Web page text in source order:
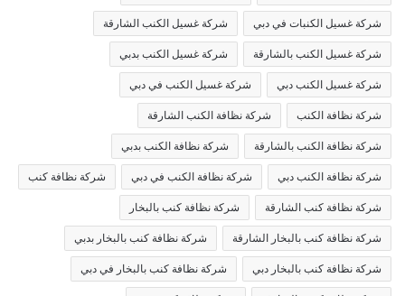
شركة غسيل الكنبات في دبي شركة غسيل الكنب الشارقة
شركة غسيل الكنب بالشارقة شركة غسيل الكنب بدبي
شركة غسيل الكنب دبي شركة غسيل الكنب في دبي
شركة نظافة الكنب شركة نظافة الكنب الشارقة
شركة نظافة الكنب بالشارقة شركة نظافة الكنب بدبي
شركة نظافة الكنب دبي شركة نظافة الكنب في دبي شركة نظافة كنب
شركة نظافة كنب الشارقة شركة نظافة كنب بالبخار
شركة نظافة كنب بالبخار الشارقة شركة نظافة كنب بالبخار بدبي
شركة نظافة كنب بالبخار دبي شركة نظافة كنب بالبخار في دبي